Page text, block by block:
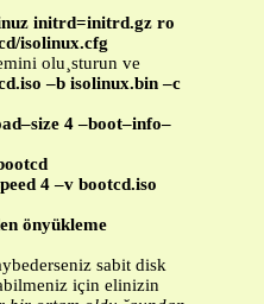
initrd=initrd.gz ro
isolinux.cfg
olu¸sturun ve
–b isolinux.bin –c
4 –boot–info–
4 –v bootcd.iso
önyükleme
sabit disk
için elinizin